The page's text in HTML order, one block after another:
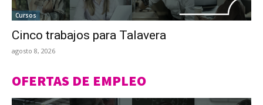
Cursos
Cinco trabajos para Talavera
agosto 8, 2026
OFERTAS DE EMPLEO